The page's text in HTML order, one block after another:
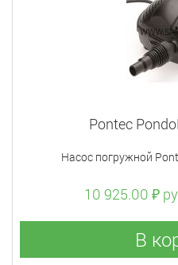
Pontec
Насос погружной
10 925.00 ₽
В